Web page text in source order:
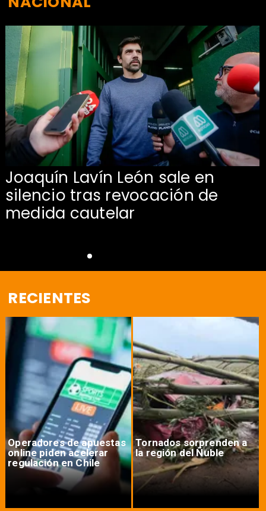
Joaquín Lavín León sale en
silencio tras revocación de
medida cautelar
RECIENTES
Operadores de apuestas
online piden acelerar
regulación en Chile
Tornados sorprenden a
la región del Ñuble